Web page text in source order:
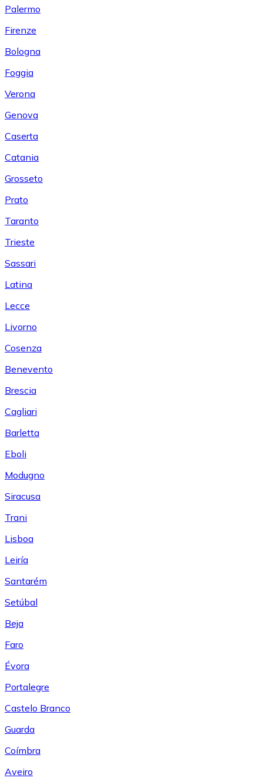
Palermo
Firenze
Bologna
Foggia
Verona
Genova
Caserta
Catania
Grosseto
Prato
Taranto
Trieste
Sassari
Latina
Lecce
Livorno
Cosenza
Benevento
Brescia
Cagliari
Barletta
Eboli
Modugno
Siracusa
Trani
Lisboa
Leiría
Santarém
Setúbal
Beja
Faro
Évora
Portalegre
Castelo Branco
Guarda
Coímbra
Aveiro